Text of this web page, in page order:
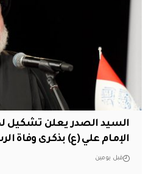
السيد الصدر يعلن تشكيل
الإمام علي (ع) بذكرى وفاة
قبل يومين